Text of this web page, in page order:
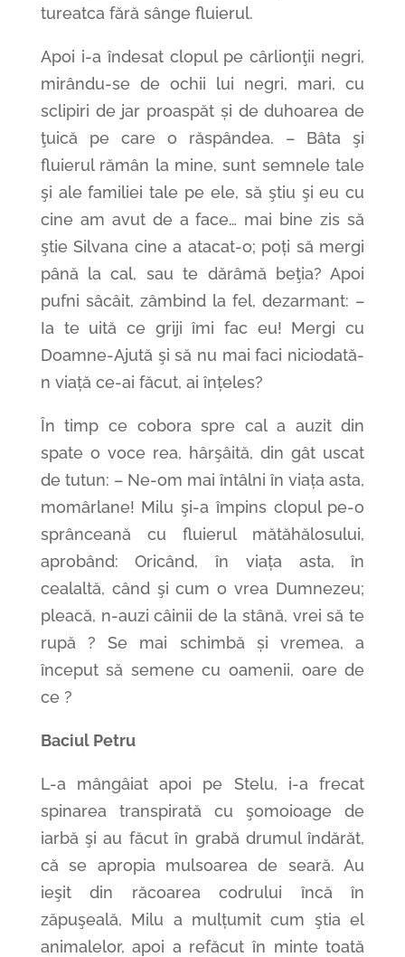
tureatca fără sânge fluierul.
Apoi i-a îndesat clopul pe cârlionţii negri,
mirându-se de ochii lui negri, mari, cu
sclipiri de jar proaspăt și de duhoarea de
ţuică pe care o răspândea. – Bâta şi
fluierul rămân la mine, sunt semnele tale
şi ale familiei tale pe ele, să ştiu şi eu cu
cine am avut de a face… mai bine zis să
ştie Silvana cine a atacat-o; poți să mergi
până la cal, sau te dărâmă beţia? Apoi
pufni sâcâit, zâmbind la fel, dezarmant: –
Ia te uită ce griji îmi fac eu! Mergi cu
Doamne-Ajută şi să nu mai faci niciodată-
n viață ce-ai făcut, ai înțeles?
În timp ce cobora spre cal a auzit din
spate o voce rea, hârşâită, din gât uscat
de tutun: – Ne-om mai întâlni în viața asta,
momârlane! Milu şi-a împins clopul pe-o
sprânceană cu fluierul mătăhălosului,
aprobând: Oricând, în viața asta, în
cealaltă, când şi cum o vrea Dumnezeu;
pleacă, n-auzi câinii de la stână, vrei să te
rupă ? Se mai schimbă și vremea, a
început să semene cu oamenii, oare de
ce ?
Baciul Petru
L-a mângâiat apoi pe Stelu, i-a frecat
spinarea transpirată cu şomoioage de
iarbă şi au făcut în grabă drumul îndărăt,
că se apropia mulsoarea de seară. Au
ieşit din răcoarea codrului încă în
zăpuşeală, Milu a mulțumit cum ştia el
animalelor, apoi a refăcut în minte toată